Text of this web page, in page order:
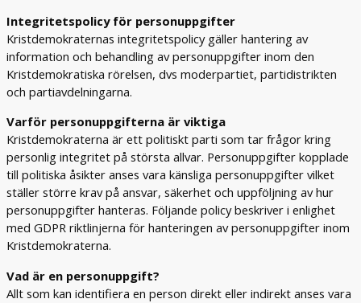
Integritetspolicy för personuppgifter
Kristdemokraternas integritetspolicy gäller hantering av
information och behandling av personuppgifter inom den
Kristdemokratiska rörelsen, dvs moderpartiet, partidistrikten
och partiavdelningarna.
Varför personuppgifterna är viktiga
Kristdemokraterna är ett politiskt parti som tar frågor kring
personlig integritet på största allvar. Personuppgifter kopplade
till politiska åsikter anses vara känsliga personuppgifter vilket
ställer större krav på ansvar, säkerhet och uppföljning av hur
personuppgifter hanteras. Följande policy beskriver i enlighet
med GDPR riktlinjerna för hanteringen av personuppgifter inom
Kristdemokraterna.
Vad är en personuppgift?
Allt som kan identifiera en person direkt eller indirekt anses vara